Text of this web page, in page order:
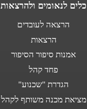
כלים לנאומים ולהרצאות
הרצאה לעובדים
הרצאות
אמנות סיפור הסיפור
פחד קהל
הגדרת "שכנוע"
מציאת מכנה משותף לקהל